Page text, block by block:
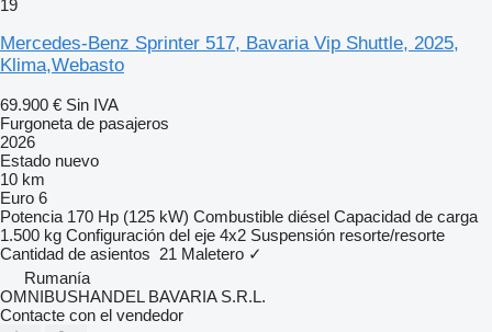
19
Mercedes-Benz Sprinter 517, Bavaria Vip Shuttle, 2025,
Klima,Webasto
69.900 € Sin IVA
Furgoneta de pasajeros
2026
Estado nuevo
10 km
Euro 6
Potencia 170 Hp (125 kW) Combustible diésel Capacidad de carga
1.500 kg Configuración del eje 4x2 Suspensión resorte/resorte
Cantidad de asientos 21 Maletero ✓
Rumanía
OMNIBUSHANDEL BAVARIA S.R.L.
Contacte con el vendedor